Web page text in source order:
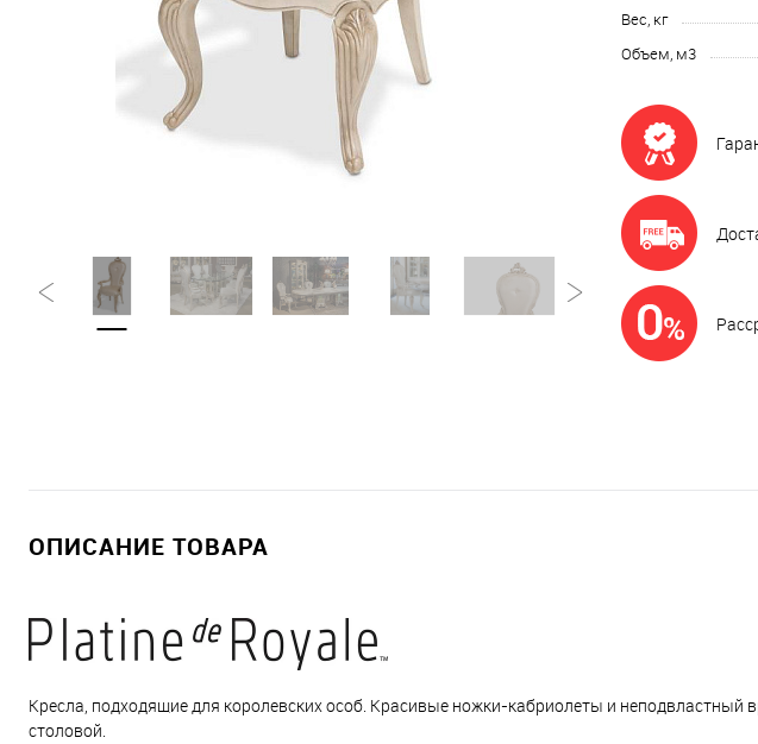
Вес, кг
Объем, м3
ОПИСАНИЕ ТОВАРА
Кресла, подходящие для королевских особ. Красивые ножки-кабриолеты и
столовой.